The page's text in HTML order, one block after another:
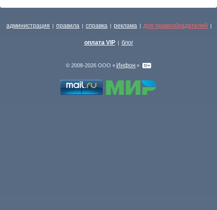
администрация | правила | справка | реклама | для правообладателей |
оплата VIP | блог
© 2008-2026 ООО « Инфон »